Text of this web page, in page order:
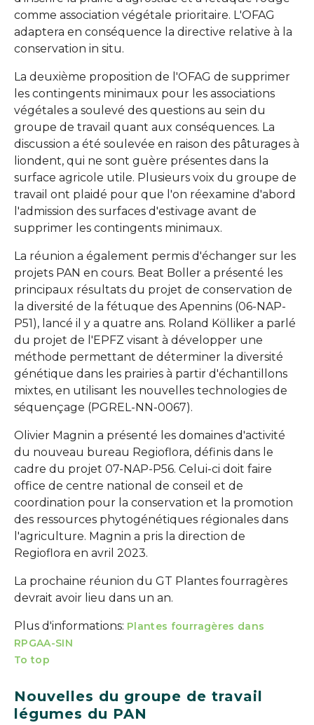
comme association végétale prioritaire. L'OFAG
adaptera en conséquence la directive relative à la
conservation in situ.
La deuxième proposition de l'OFAG de supprimer
les contingents minimaux pour les associations
végétales a soulevé des questions au sein du
groupe de travail quant aux conséquences. La
discussion a été soulevée en raison des pâturages à
liondent, qui ne sont guère présentes dans la
surface agricole utile. Plusieurs voix du groupe de
travail ont plaidé pour que l'on réexamine d'abord
l'admission des surfaces d'estivage avant de
supprimer les contingents minimaux.
La réunion a également permis d'échanger sur les
projets PAN en cours. Beat Boller a présenté les
principaux résultats du projet de conservation de
la diversité de la fétuque des Apennins (06-NAP-
P51), lancé il y a quatre ans. Roland Kölliker a parlé
du projet de l'EPFZ visant à développer une
méthode permettant de déterminer la diversité
génétique dans les prairies à partir d'échantillons
mixtes, en utilisant les nouvelles technologies de
séquençage (PGREL-NN-0067).
Olivier Magnin a présenté les domaines d'activité
du nouveau bureau Regioflora, définis dans le
cadre du projet 07-NAP-P56. Celui-ci doit faire
office de centre national de conseil et de
coordination pour la conservation et la promotion
des ressources phytogénétiques régionales dans
l'agriculture. Magnin a pris la direction de
Regioflora en avril 2023.
La prochaine réunion du GT Plantes fourragères
devrait avoir lieu dans un an.
Plus d'informations: Plantes fourragères dans
RPGAA-SIN
To top
Nouvelles du groupe de travail
légumes du PAN